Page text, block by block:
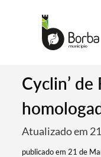
Cyclin’
Atualizado em
publicado em 21 de